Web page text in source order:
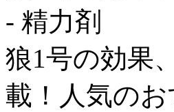
- 精力剤
狼1号の効果
載！人気の